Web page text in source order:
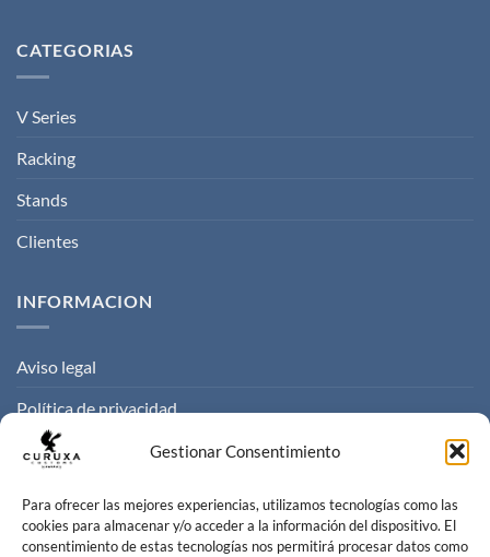
Gestionar Consentimiento
Para ofrecer las mejores experiencias, utilizamos tecnologías como las
cookies para almacenar y/o acceder a la información del dispositivo. El
consentimiento de estas tecnologías nos permitirá procesar datos como
CATEGORIAS
V Series
Racking
Stands
Clientes
INFORMACION
Aviso legal
Política de privacidad
Politica de cookies
CONTACTO